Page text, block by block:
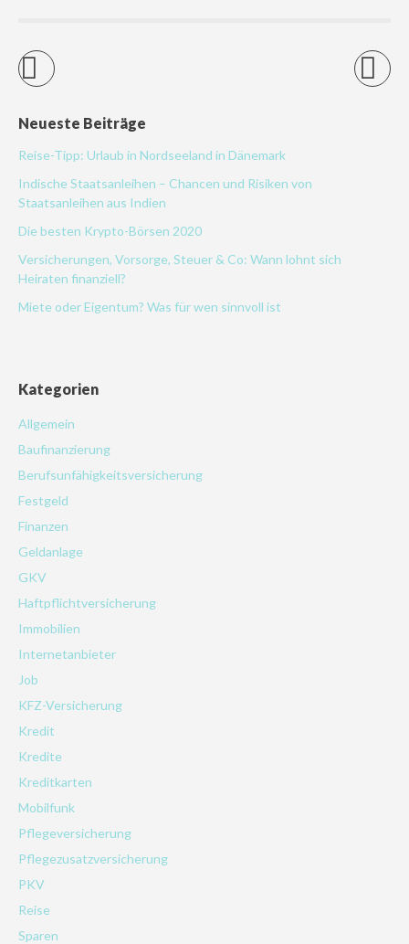
Neueste Beiträge
Reise-Tipp: Urlaub in Nordseeland in Dänemark
Indische Staatsanleihen – Chancen und Risiken von
Staatsanleihen aus Indien
Die besten Krypto-Börsen 2020
Versicherungen, Vorsorge, Steuer & Co: Wann lohnt sich
Heiraten finanziell?
Miete oder Eigentum? Was für wen sinnvoll ist
Kategorien
Allgemein
Baufinanzierung
Berufsunfähigkeitsversicherung
Festgeld
Finanzen
Geldanlage
GKV
Haftpflichtversicherung
Immobilien
Internetanbieter
Job
KFZ-Versicherung
Kredit
Kredite
Kreditkarten
Mobilfunk
Pflegeversicherung
Pflegezusatzversicherung
PKV
Reise
Sparen